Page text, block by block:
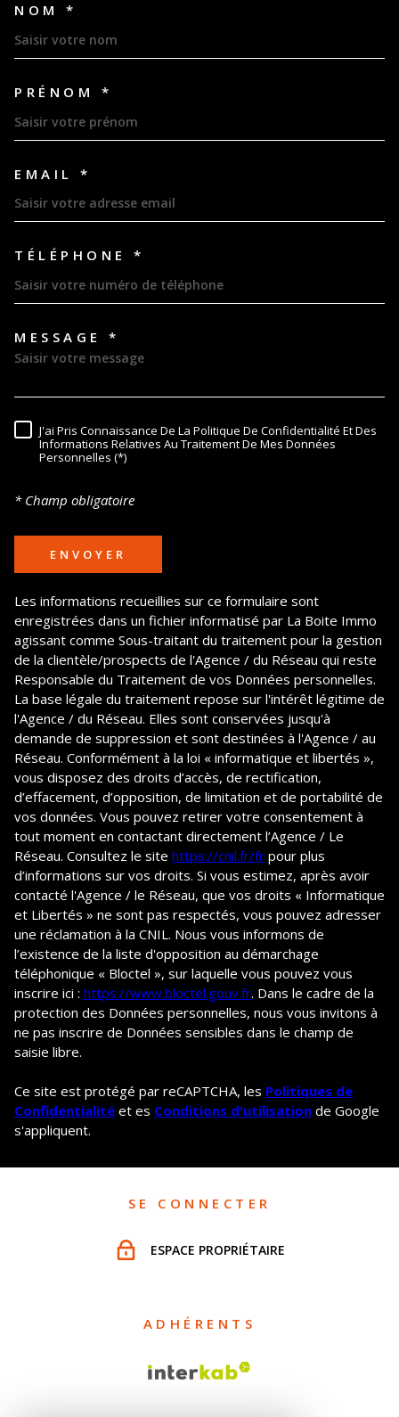
NOM *
PRÉNOM *
EMAIL *
TÉLÉPHONE *
MESSAGE *
RÈGLEMENTATION
J'ai Pris Connaissance De La Politique De Confidentialité Et Des
Informations Relatives Au Traitement De Mes Données
Personnelles (*)
* Champ obligatoire
ENVOYER
Les informations recueillies sur ce formulaire sont
enregistrées dans un fichier informatisé par La Boite Immo
agissant comme Sous-traitant du traitement pour la gestion
de la clientèle/prospects de l'Agence / du Réseau qui reste
Responsable du Traitement de vos Données personnelles.
La base légale du traitement repose sur l'intérêt légitime de
l'Agence / du Réseau. Elles sont conservées jusqu'à
demande de suppression et sont destinées à l'Agence / au
Réseau. Conformément à la loi « informatique et libertés »,
vous disposez des droits d’accès, de rectification,
d’effacement, d’opposition, de limitation et de portabilité de
vos données. Vous pouvez retirer votre consentement à
tout moment en contactant directement l’Agence / Le
Réseau. Consultez le site https://cnil.fr/fr pour plus
d’informations sur vos droits. Si vous estimez, après avoir
contacté l'Agence / le Réseau, que vos droits « Informatique
et Libertés » ne sont pas respectés, vous pouvez adresser
une réclamation à la CNIL. Nous vous informons de
l’existence de la liste d'opposition au démarchage
téléphonique « Bloctel », sur laquelle vous pouvez vous
inscrire ici : https://www.bloctel.gouv.fr. Dans le cadre de la
protection des Données personnelles, nous vous invitons à
ne pas inscrire de Données sensibles dans le champ de
saisie libre.
Ce site est protégé par reCAPTCHA, les Politiques de
Confidentialité et es Conditions d'utilisation de Google
s'appliquent.
SE CONNECTER
ESPACE PROPRIÉTAIRE
ADHÉRENTS